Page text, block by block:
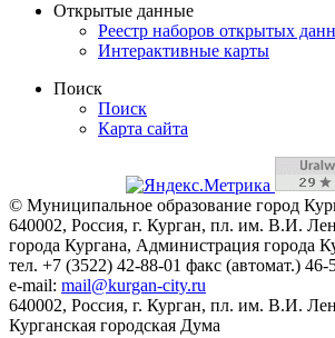
Открытые данные
Реестр наборов открытых
Интерактивные карты
Поиск
Поиск
Карта сайта
© Муниципальное образование город
640002, Россия, г. Курган, пл. им. В.И.
города Кургана, Администрация города
тел. +7 (3522) 42-88-01 факс (автомат.) 46-
e-mail: mail@kurgan-city.ru
640002, Россия, г. Курган, пл. им. В.И.
Курганская городская Дума